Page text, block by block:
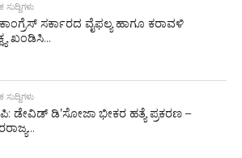
ಸುದ್ದಿಗಳು
ಕಾಂಗ್ರೆಸ್ ಸರ್ಕಾರದ ವೈಫಲ್ಯ ಹಾಗೂ ಕರಾವಳಿ
ಖಂಡಿಸಿ...
ಸುದ್ದಿಗಳು
ಡೇವಿಡ್ ಡಿ’ಸೋಜಾ ಭೀಕರ ಹತ್ಯೆ ಪ್ರಕರಣ –